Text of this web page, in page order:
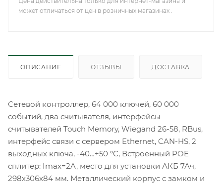
может отличаться от цен в розничных магазинах .
ОПИСАНИЕ ОТЗЫВЫ ДОСТАВКА
Сетевой контроллер, 64 000 ключей, 60 000
событий, два считывателя, интерфейсы
считывателей Touch Memory, Wiegand 26-58, RBus,
интерфейс связи с сервером Ethernet, CAN-HS, 2
выходных ключа, -40…+50 °С, Встроенный POE
сплитер: Imax=2A, место для установки АКБ 7Ач,
298х306х84 мм. Металлический корпус с замком и